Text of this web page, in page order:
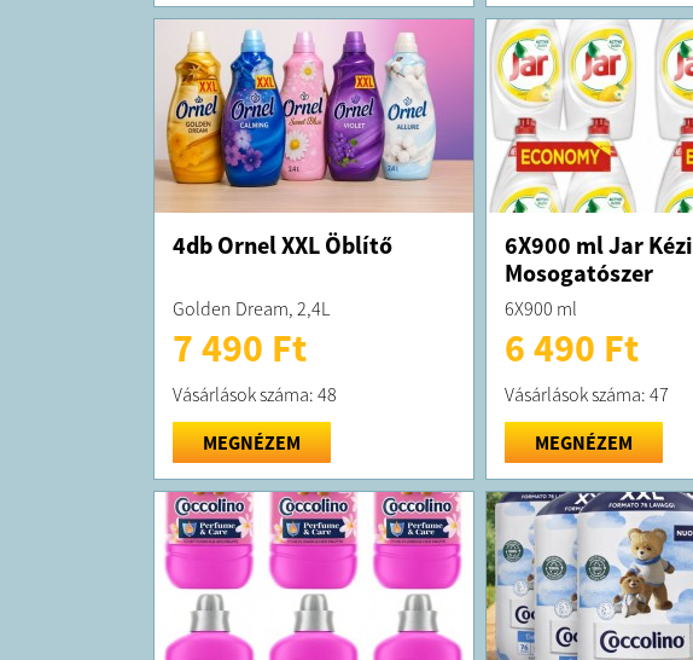
4db Ornel XXL Öblítő
Golden Dream, 2,4L
7 490 Ft
Vásárlások száma: 48
MEGNÉZEM
6X900 ml Jar Kézi
Mosogatószer
6X900 ml
6 490 Ft
Vásárlások száma: 47
MEGNÉZEM